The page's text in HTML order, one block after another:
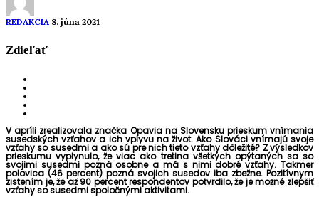
REDAKCIA 8. júna 2021
Zdieľať
V apríli zrealizovala značka Opavia na Slovensku prieskum vnímania
susedských vzťahov a ich vplyvu na život. Ako Slováci vnímajú svoje
vzťahy so susedmi a ako sú pre nich tieto vzťahy dôležité? Z výsledkov
prieskumu vyplynulo, že viac ako tretina všetkých opýtaných sa so
svojimi susedmi pozná osobne a má s nimi dobré vzťahy. Takmer
polovica (46 percent) pozná svojich susedov iba zbežne. Pozitívnym
zistením je, že až 90 percent respondentov potvrdilo, že je možné zlepšiť
vzťahy so susedmi spoločnými aktivitami.